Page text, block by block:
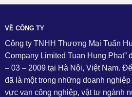
VỀ CÔNG TY
Công ty TNHH Thương Mại Tuấn
Company Limited Tuan Hung Phat”
– 03 – 2009 tại Hà Nội, Việt Nam.
đã là một trong những doanh
vực van công nghiệp, vật tư ngành